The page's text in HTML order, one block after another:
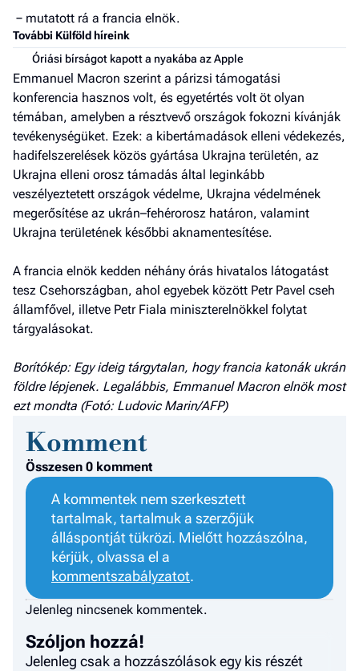
− mutatott rá a francia elnök.
További Külföld híreink
Óriási bírságot kapott a nyakába az Apple
Emmanuel Macron szerint a párizsi támogatási
konferencia hasznos volt, és egyetértés volt öt olyan
témában, amelyben a résztvevő országok fokozni kívánják
tevékenységüket. Ezek: a kibertámadások elleni védekezés,
hadifelszerelések közös gyártása Ukrajna területén, az
Ukrajna elleni orosz támadás által leginkább
veszélyeztetett országok védelme, Ukrajna védelmének
megerősítése az ukrán–fehérorosz határon, valamint
Ukrajna területének későbbi aknamentesítése.
A francia elnök kedden néhány órás hivatalos látogatást
tesz Csehországban, ahol egyebek között Petr Pavel cseh
államfővel, illetve Petr Fiala miniszterelnökkel folytat
tárgyalásokat.
Borítókép: Egy ideig tárgytalan, hogy francia katonák ukrán
földre lépjenek. Legalábbis, Emmanuel Macron elnök most
ezt mondta (Fotó: Ludovic Marin/AFP)
Komment
Összesen 0 komment
A kommentek nem szerkesztett
tartalmak, tartalmuk a szerzőjük
álláspontját tükrözi. Mielőtt hozzászólna,
kérjük, olvassa el a
kommentszabályzatot.
Jelenleg nincsenek kommentek.
Szóljon hozzá!
Jelenleg csak a hozzászólások egy kis részét